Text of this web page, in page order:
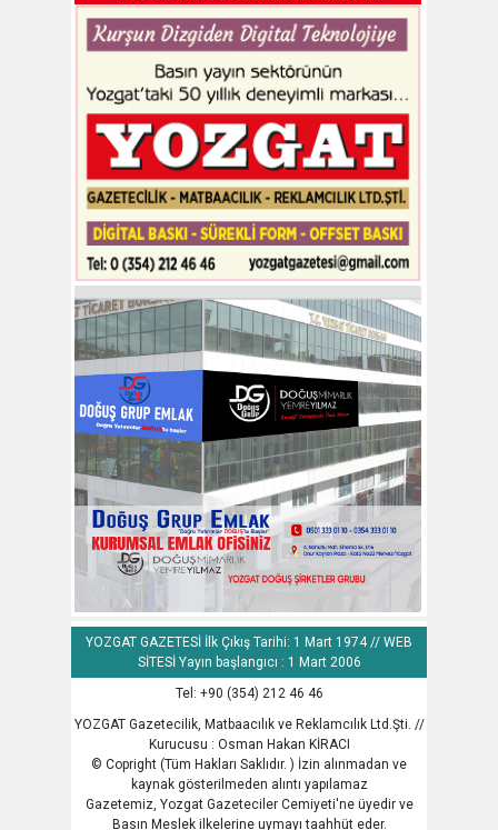
YOZGAT GAZETESİ İlk Çıkış Tarihi: 1 Mart 1974 // WEB
SİTESİ Yayın başlangıcı : 1 Mart 2006
Tel: +90 (354) 212 46 46
YOZGAT Gazetecilik, Matbaacılık ve Reklamcılık Ltd.Şti. //
Kurucusu : Osman Hakan KİRACI
© Copright (Tüm Hakları Saklıdır. ) İzin alınmadan ve
kaynak gösterilmeden alıntı yapılamaz
Gazetemiz, Yozgat Gazeteciler Cemiyeti'ne üyedir ve
Basın Meslek ilkelerine uymayı taahhüt eder.